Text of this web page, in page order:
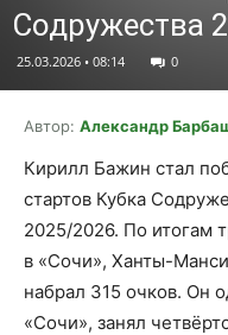
Содружества
25.03.2026 • 08:14 0
Автор: Александр
Кирилл Бажин стал
стартов Кубка
2025/2026. По итогам
в «Сочи», Ханты-
набрал 315 очков. Он
«Сочи», занял